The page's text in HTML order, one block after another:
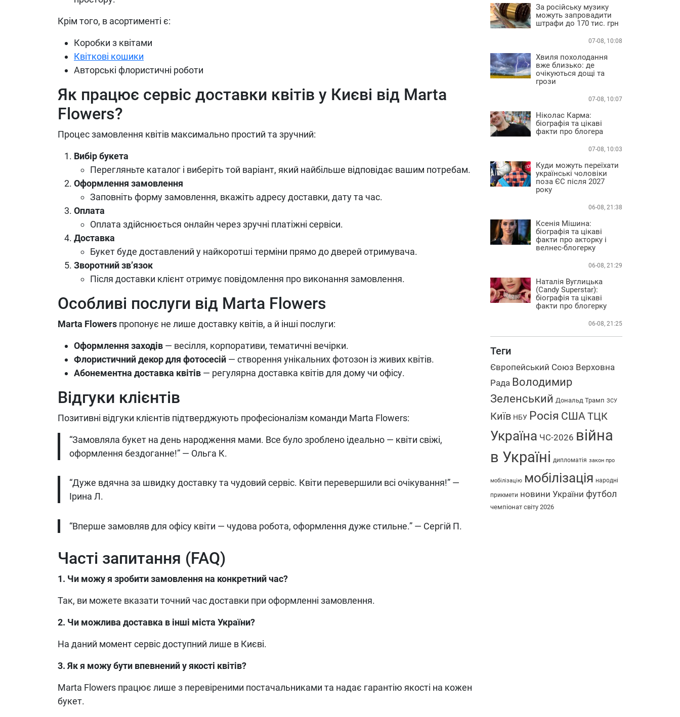
Крім того, в асортименті є:
Коробки з квітами
Квіткові кошики
Авторські флористичні роботи
Як працює сервіс доставки квітів у Києві від Marta
Flowers?
Процес замовлення квітів максимально простий та зручний:
Вибір букета
Перегляньте каталог і виберіть той варіант, який найбільше відповідає вашим потребам.
Оформлення замовлення
Заповніть форму замовлення, вкажіть адресу доставки, дату та час.
Оплата
Оплата здійснюється онлайн через зручні платіжні сервіси.
Доставка
Букет буде доставлений у найкоротші терміни прямо до дверей отримувача.
Зворотний зв’язок
Після доставки клієнт отримує повідомлення про виконання замовлення.
Особливі послуги від Marta Flowers
Marta Flowers пропонує не лише доставку квітів, а й інші послуги:
Оформлення заходів — весілля, корпоративи, тематичні вечірки.
Флористичний декор для фотосесій — створення унікальних фотозон із живих квітів.
Абонементна доставка квітів — регулярна доставка квітів для дому чи офісу.
Відгуки клієнтів
Позитивні відгуки клієнтів підтверджують професіоналізм команди Marta Flowers:
“Замовляла букет на день народження мами. Все було зроблено ідеально — квіти свіжі,
оформлення бездоганне!” — Ольга К.
“Дуже вдячна за швидку доставку та чудовий сервіс. Квіти перевершили всі очікування!” —
Ірина Л.
“Вперше замовляв для офісу квіти — чудова робота, оформлення дуже стильне.” — Сергій П.
Часті запитання (FAQ)
1. Чи можу я зробити замовлення на конкретний час?
Так, ви можете вказати точний час доставки при оформленні замовлення.
2. Чи можлива доставка в інші міста України?
На даний момент сервіс доступний лише в Києві.
3. Як я можу бути впевнений у якості квітів?
Marta Flowers працює лише з перевіреними постачальниками та надає гарантію якості на кожен
букет.
За російську музику
можуть запровадити
штрафи до 170 тис. грн
07-08, 10:08
Хвиля похолодання
вже близько: де
очікуються дощі та
грози
07-08, 10:07
Ніколас Карма:
біографія та цікаві
факти про блогера
07-08, 10:03
Куди можуть переїхати
українські чоловіки
поза ЄС після 2027
року
06-08, 21:38
Ксенія Мішина:
біографія та цікаві
факти про акторку і
велнес-блогерку
06-08, 21:29
Наталія Вуглицька
(Candy Superstar):
біографія та цікаві
факти про блогерку
06-08, 21:25
Теги
Європейський Союз Верховна
Рада Володимир
Зеленський Дональд Трамп ЗСУ
Київ НБУ Росія США ТЦК
Україна ЧС-2026 війна
в Україні дипломатія закон про
мобілізацію мобілізація народні
прикмети новини України футбол
чемпіонат світу 2026